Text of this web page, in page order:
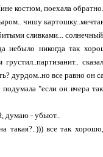
костюм, поехала
чишу
сливками...
никогда так
дурдом..но все равно он
"если он вчера
думаю - убьют..
все так